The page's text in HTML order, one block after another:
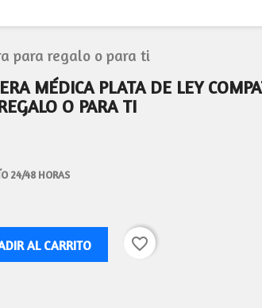
para regalo o para ti
MÉDICA PLATA DE LEY
O PARA TI
24/48 HORAS
AL CARRITO favorite_border